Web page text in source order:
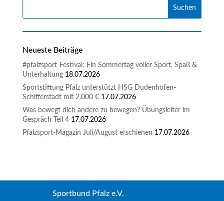
Neueste Beiträge
#pfalzsport-Festival: Ein Sommertag voller Sport, Spaß &
Unterhaltung 18.07.2026
Sportstiftung Pfalz unterstützt HSG Dudenhofen-
Schifferstadt mit 2.000 € 17.07.2026
Was bewegt dich andere zu bewegen? Übungsleiter im
Gespräch Teil 4 17.07.2026
Pfalzsport-Magazin Juli/August erschienen 17.07.2026
Sportbund Pfalz e.V.